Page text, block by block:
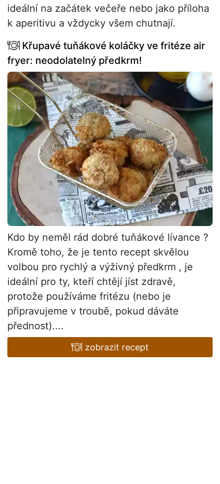
ideální na začátek večeře nebo jako příloha
k aperitivu a vždycky všem chutnají.
Křupavé tuňákové koláčky ve fritéze air
fryer: neodolatelný předkrm!
Kdo by neměl rád dobré tuňákové lívance ?
Kromě toho, že je tento recept skvělou
volbou pro rychlý a výživný předkrm , je
ideální pro ty, kteří chtějí jíst zdravě,
protože používáme fritézu (nebo je
připravujeme v troubě, pokud dáváte
přednost)....
zobrazit recept